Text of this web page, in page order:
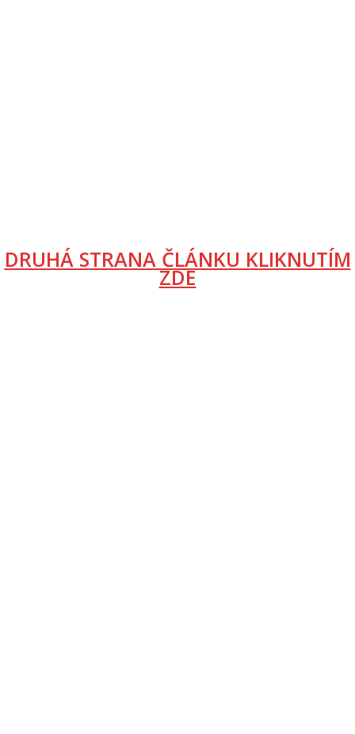
DRUHÁ STRANA ČLÁNKU KLIKNUTÍM
ZDE